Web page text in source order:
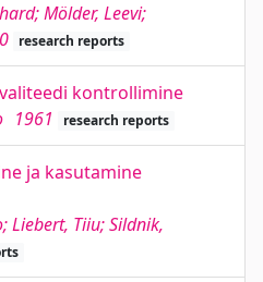
Mölder, Leevi;
research reports
kontrollimine
1961 research reports
ja kasutamine
Liebert, Tiiu; Sildnik,